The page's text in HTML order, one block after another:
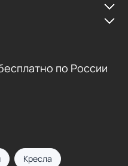
по России
Кресла